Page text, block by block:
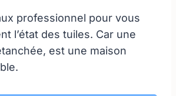
professionnel pour vous
l’état des tuiles. Car une
est une maison